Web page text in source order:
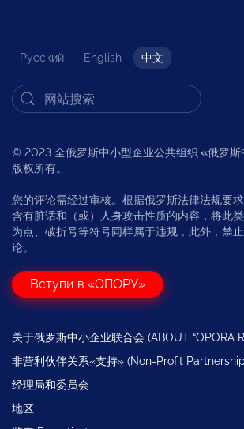
Русский English 中文
© 2023 全俄罗斯中小型企业公共组织 «俄罗斯
版权所有。
您的评论需经过审核。根据俄罗斯法律法规要
含有脏话和（或）人身攻击性质的内容，将此
为点、破折号等符号同样属于违规，此外，禁
论。
Вступи в «ОПОРУ»
关于俄罗斯中小企业联合会 (ABOUT “OPORA
非营利伙伴关系«支持» (Non-Profit Partnership
经理局和委员会
地区